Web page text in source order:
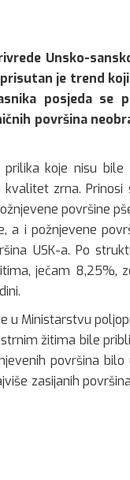
Unsko-
je trend
posjeda se
površina
koje nisu bile
zrna.
površine
a i požnjevene
USK-a. Po
ječam 8,25%,
u Ministarstvu
žitima bile
površina bilo
zasijanih